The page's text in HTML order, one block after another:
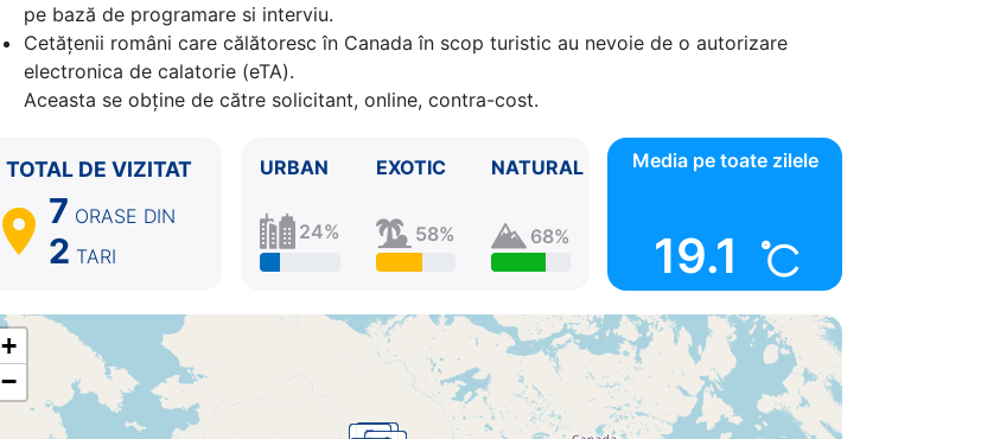
pe bază de programare si interviu.
Cetăţenii români care călătoresc în Canada în scop turistic au nevoie de o autorizare
electronica de calatorie (eTA).
Aceasta se obține de către solicitant, online, contra-cost.
TOTAL DE VIZITAT
7 ORASE DIN
2 TARI
URBAN
24%
EXOTIC
58%
NATURAL
68%
Media pe toate zilele
19.1
+
−